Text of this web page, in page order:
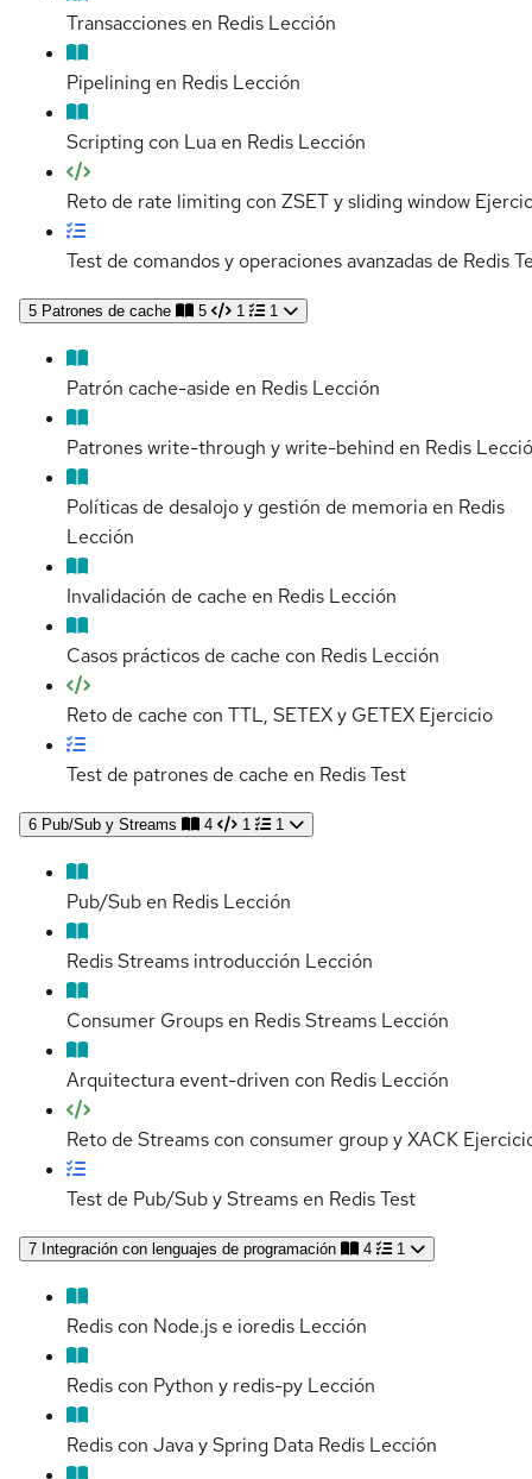
Transacciones en Redis Lección
Pipelining en Redis Lección
Scripting con Lua en Redis Lección
Reto de rate limiting con ZSET y sliding window
Test de comandos y operaciones avanzadas de Redis
5 Patrones de cache 5 1 1
Patrón cache-aside en Redis Lección
Patrones write-through y write-behind en Redis
Políticas de desalojo y gestión de memoria en Redis
Lección
Invalidación de cache en Redis Lección
Casos prácticos de cache con Redis Lección
Reto de cache con TTL, SETEX y GETEX Ejercicio
Test de patrones de cache en RedisTest
6 Pub/Sub y Streams 4 1 1
Pub/Sub en Redis Lección
Redis Streams introducción Lección
Consumer Groups en Redis Streams Lección
Arquitectura event-driven con Redis Lección
Reto de Streams con consumer group y XACK
Test de Pub/Sub y Streams en RedisTest
7 Integración con lenguajes de programación 4 1
Redis con Node.js e ioredis Lección
Redis con Python y redis-py Lección
Redis con Java y Spring Data Redis Lección